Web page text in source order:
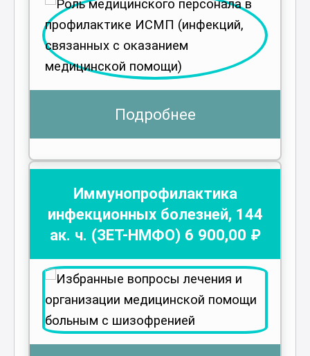
Подробнее
Иммунопрофилактика
инфекционных болезней, 144
ак. ч. (ЗЕТ-НМФО) 6 900,00 ₽